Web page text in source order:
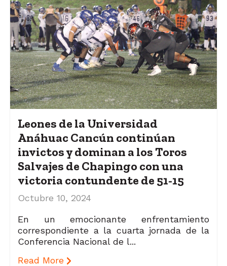
Leones de la Universidad
Anáhuac Cancún continúan
invictos y dominan a los Toros
Salvajes de Chapingo con una
victoria contundente de 51-15
Octubre 10, 2024
En un emocionante enfrentamiento
correspondiente a la cuarta jornada de la
Conferencia Nacional de l...
Read More